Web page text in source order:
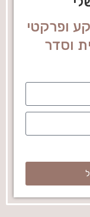
ופרקטי
וסדר